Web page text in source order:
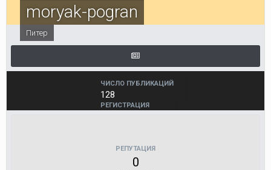
moryak-pogran
Питер
ЧИСЛО ПУБЛИКАЦИЙ
128
РЕГИСТРАЦИЯ
РЕПУТАЦИЯ
0